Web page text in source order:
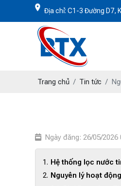
Địa chỉ: C1-3 Đường D7,
Trang chủ Tin tức
Ngày đăng: 26/05/2026
Hệ thống lọc nước
Nguyên lý hoạt